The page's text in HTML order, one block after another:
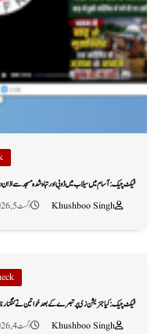
فیکٹ چیک: آسام میں سیلاب میں ڈوبی اور تباہ شدہ مسجد سے
Khushboo Singh
اگست 5, 2026
فیکٹ چیک: کیا جنریشن زی پر تبصرے کے بعد خواتین نے کنگنا
Khushboo Singh
اگست 4, 2026